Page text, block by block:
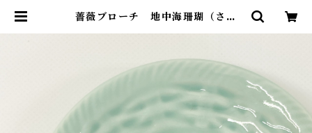
薔薇ブローチ 地中海珊瑚（さん